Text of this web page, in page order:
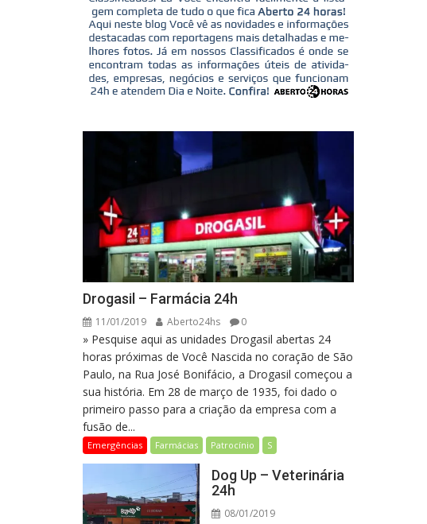
Drogasil – Farmácia 24h
11/01/2019 Aberto24hs 0
» Pesquise aqui as unidades Drogasil abertas 24
horas próximas de Você Nascida no coração de São
Paulo, na Rua José Bonifácio, a Drogasil começou a
sua história. Em 28 de março de 1935, foi dado o
primeiro passo para a criação da empresa com a
fusão de...
Emergências Farmácias Patrocínio S
Dog Up – Veterinária
24h
08/01/2019